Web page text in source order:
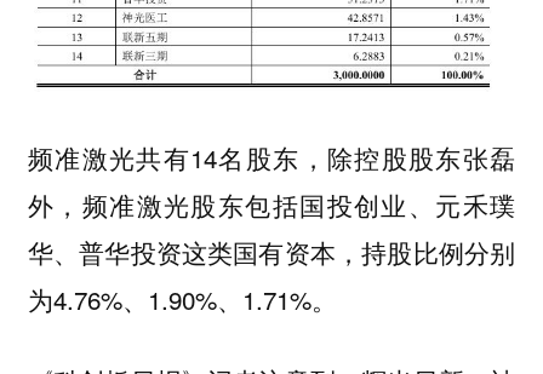
频准激光共有14名股东，除控股股东张磊
外，频准激光股东包括国投创业、元禾璞
华、普华投资这类国有资本，持股比例分别
为4.76%、1.90%、1.71%。